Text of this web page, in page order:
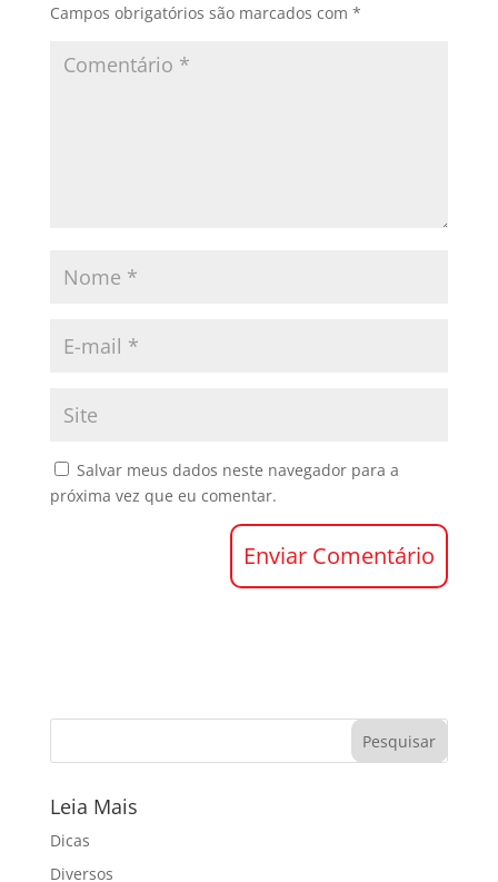
Campos obrigatórios são marcados com *
Salvar meus dados neste navegador para a
próxima vez que eu comentar.
Leia Mais
Dicas
Diversos